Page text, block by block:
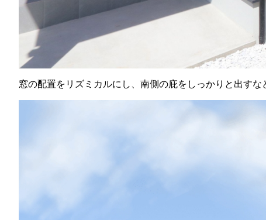
窓の配置をリズミカルにし、南側の庇をしっかりと出す